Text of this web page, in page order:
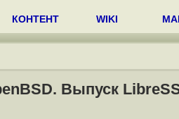
КОНТЕНТ WIKI
Выпуск